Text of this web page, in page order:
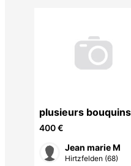
plusieurs
400 €
Jean marie M
Hirtzfelden (68)